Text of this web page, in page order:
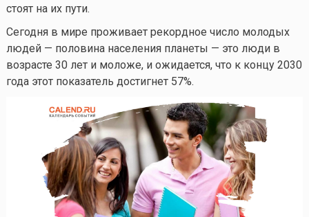
стоят на их пути.
Сегодня в мире проживает рекордное число молодых
людей — половина населения планеты — это люди в
возрасте 30 лет и моложе, и ожидается, что к концу 2030
года этот показатель достигнет 57%.